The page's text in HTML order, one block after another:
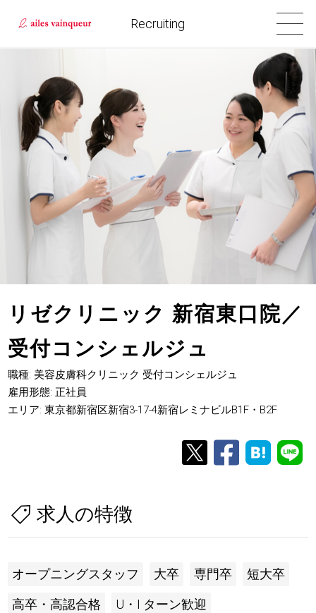
Recruiting
リゼクリニック 新宿東口院／
受付コンシェルジュ
職種: 美容皮膚科クリニック 受付コンシェルジュ
雇用形態: 正社員
エリア: 東京都新宿区新宿3-17-4新宿レミナビルB1F・B2F
求人の特徴
オープニングスタッフ 大卒 専門卒 短大卒
高卒・高認合格 U・I ターン歓迎